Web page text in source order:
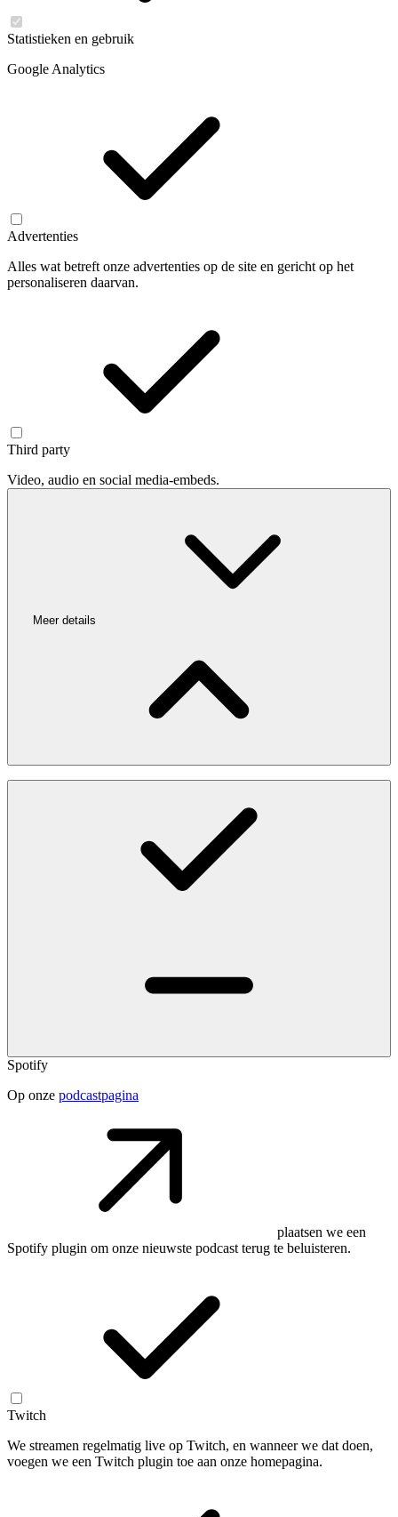
Statistieken en gebruik
Google Analytics
Advertenties
Alles wat betreft onze advertenties op de site en gericht op het
personaliseren daarvan.
Third party
Video, audio en social media-embeds.
Meer details
Spotify
Op onze podcastpagina
plaatsen we een
Spotify plugin om onze nieuwste podcast terug te beluisteren.
Twitch
We streamen regelmatig live op Twitch, en wanneer we dat doen,
voegen we een Twitch plugin toe aan onze homepagina.